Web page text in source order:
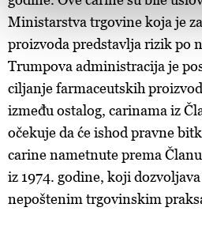
Zajednički voditelji obrade su
Partneri. Više o
o vašim pravima pročitajte u
o kolačićima i drugim sličnim
kolačića. Kolačiće u bilo kojem
ažurirati klikom na „Prikaži
kojem trenutku povući bez
Ministarstva trgovine koja je
proizvoda predstavlja rizik po
Trumpova administracija je
ciljanje farmaceutskih
između ostalog, carinama iz
očekuje da će ishod pravne
carine nametnute prema
iz 1974. godine, koji
nepoštenim trgovinskim